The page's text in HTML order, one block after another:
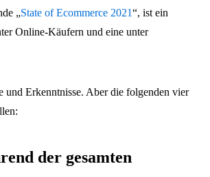
„State of Ecommerce 2021“, ist ein
Online-Käufern und eine unter
und Erkenntnisse. Aber die folgenden vier
der gesamten